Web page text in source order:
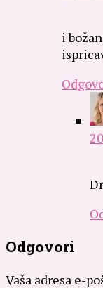
i
Odgovori
Vaša adresa e-